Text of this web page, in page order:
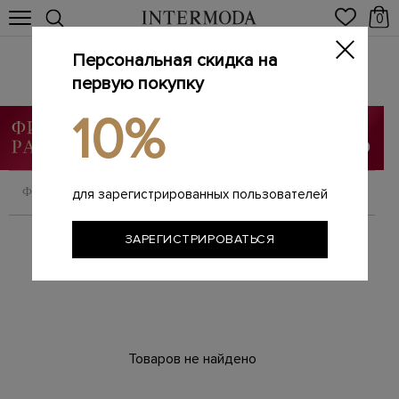
0
Брендовые женские кроссовки
Главная / Женщинам / Обувь
ФИЛЬТРОВАТЬ СОРТИРОВАТЬ
Товаров не найдено
Персональная скидка на
первую покупку
10%
для зарегистрированных пользователей
ЗАРЕГИСТРИРОВАТЬСЯ